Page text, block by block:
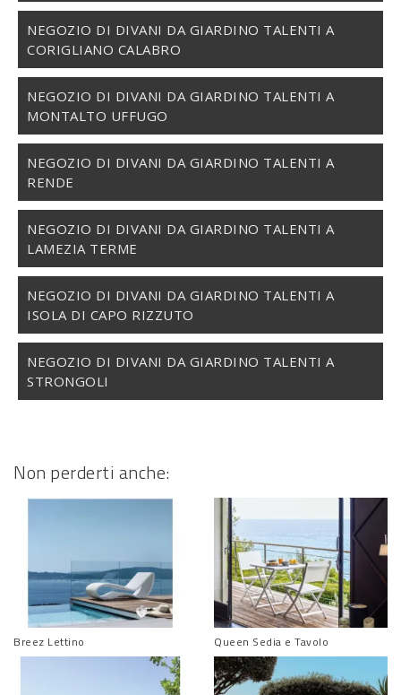
NEGOZIO DI DIVANI DA GIARDINO TALENTI A
CORIGLIANO CALABRO
NEGOZIO DI DIVANI DA GIARDINO TALENTI A
MONTALTO UFFUGO
NEGOZIO DI DIVANI DA GIARDINO TALENTI A
RENDE
NEGOZIO DI DIVANI DA GIARDINO TALENTI A
LAMEZIA TERME
NEGOZIO DI DIVANI DA GIARDINO TALENTI A
ISOLA DI CAPO RIZZUTO
NEGOZIO DI DIVANI DA GIARDINO TALENTI A
STRONGOLI
Non perderti anche:
Breez Lettino Queen Sedia e Tavolo